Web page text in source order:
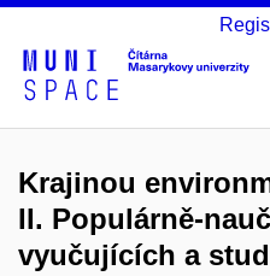
Krajinou
II. Populárně-
vyučujících a